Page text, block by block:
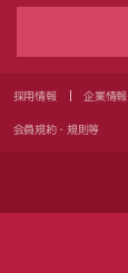
採用情報 企業情報
会員規約・規則等